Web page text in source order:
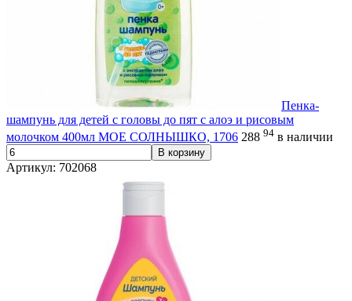
Пенка-
шампунь для детей с головы до пят с алоэ и рисовым
молочком 400мл МОЕ СОЛНЫШКО, 1706 288 94 в наличии
В корзину
Артикул: 702068